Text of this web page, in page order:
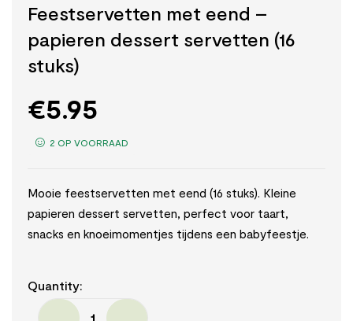
Feestservetten met eend –
papieren dessert servetten (16
stuks)
€5.95
2 OP VOORRAAD
Mooie feestservetten met eend (16 stuks). Kleine
papieren dessert servetten, perfect voor taart,
snacks en knoeimomentjes tijdens een babyfeestje.
Quantity: